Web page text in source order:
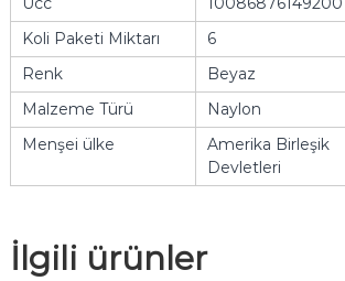
Koli Paketi Miktarı
6
Renk
Beyaz
Malzeme Türü
Naylon
Menşei ülke
Amerika Birleşik
Devletleri
İlgili ürünler